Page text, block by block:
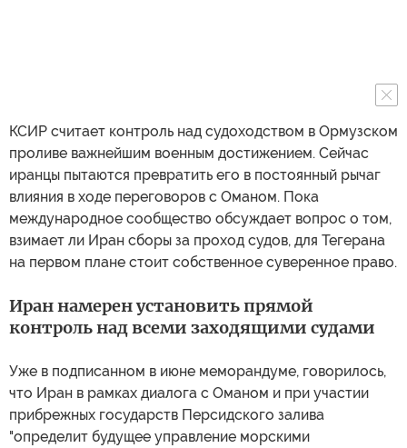
КСИР считает контроль над судоходством в Ормузском
проливе важнейшим военным достижением. Сейчас
иранцы пытаются превратить его в постоянный рычаг
влияния в ходе переговоров с Оманом. Пока
международное сообщество обсуждает вопрос о том,
взимает ли Иран сборы за проход судов, для Тегерана
на первом плане стоит собственное суверенное право.
Иран намерен установить прямой
контроль над всеми заходящими судами
Уже в подписанном в июне меморандуме, говорилось,
что Иран в рамках диалога с Оманом и при участии
прибрежных государств Персидского залива
"определит будущее управление морскими